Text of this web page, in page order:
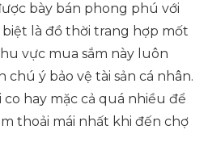
bày bán phong phú với
biệt là đồ thời trang hợp mốt
vực mua sắm này luôn
ý bảo vệ tài sản cá nhân.
co hay mặc cả quá nhiều để
thoải mái nhất khi đến chợ